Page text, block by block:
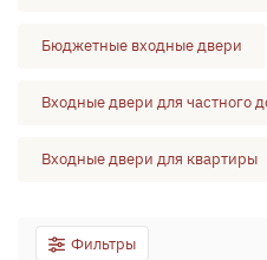
Бюджетные входные двери
Входные двери для частного
Входные двери для квартиры
Фильтры